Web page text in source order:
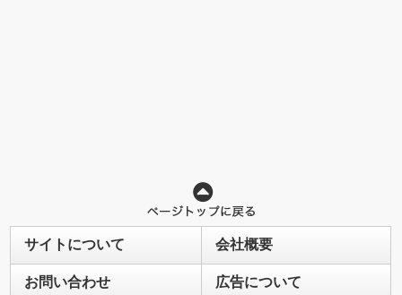
サイトについて 会社概要
お問い合わせ 広告について